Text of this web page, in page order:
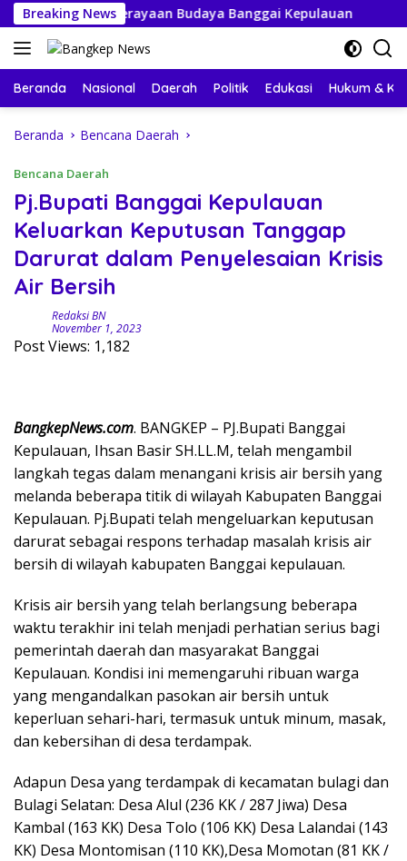
Langsung
ke
konten
Breaking News
Perayaan Budaya Banggai Kepulauan
Beranda Nasional Daerah Politik Edukasi Hukum &
Beranda Bencana Daerah
Bencana Daerah
Pj.Bupati Banggai Kepulauan
Keluarkan Keputusan Tanggap
Darurat dalam Penyelesaian Krisis
Air Bersih
Redaksi BN
November 1, 2023
Post Views: 1,182
BangkepNews.com. BANGKEP – PJ.Bupati Banggai
Kepulauan, Ihsan Basir SH.LL.M, telah mengambil
langkah tegas dalam menangani krisis air bersih yang
melanda beberapa titik di wilayah Kabupaten Banggai
Kepulauan. Pj.Bupati telah mengeluarkan keputusan
darurat sebagai respons terhadap masalah krisis air
bersih di wilayah kabupaten Banggai kepulauan.
Krisis air bersih yang telah berlangsung beberapa
waktu terakhir ini telah menjadi perhatian serius bagi
pemerintah daerah dan masyarakat Banggai
Kepulauan. Kondisi ini memengaruhi ribuan warga
yang mengandalkan pasokan air bersih untuk
keperluan sehari-hari, termasuk untuk minum, masak,
dan kebersihan di desa terdampak.
Adapun Desa yang terdampak di kecamatan bulagi dan
Bulagi Selatan: Desa Alul (236 KK / 287 Jiwa) Desa
Kambal (163 KK) Desa Tolo (106 KK) Desa Lalandai (143
KK) Desa Montomisan (110 KK),Desa Momotan (81 KK /